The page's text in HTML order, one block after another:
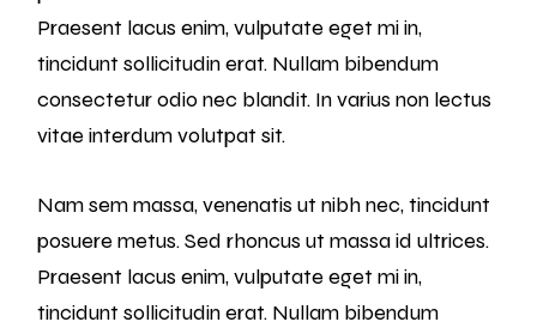
Praesent lacus enim, vulputate eget mi in,
tincidunt sollicitudin erat. Nullam bibendum
consectetur odio nec blandit. In varius non lectus
vitae interdum volutpat sit.
Nam sem massa, venenatis ut nibh nec, tincidunt
posuere metus. Sed rhoncus ut massa id ultrices.
Praesent lacus enim, vulputate eget mi in,
tincidunt sollicitudin erat. Nullam bibendum